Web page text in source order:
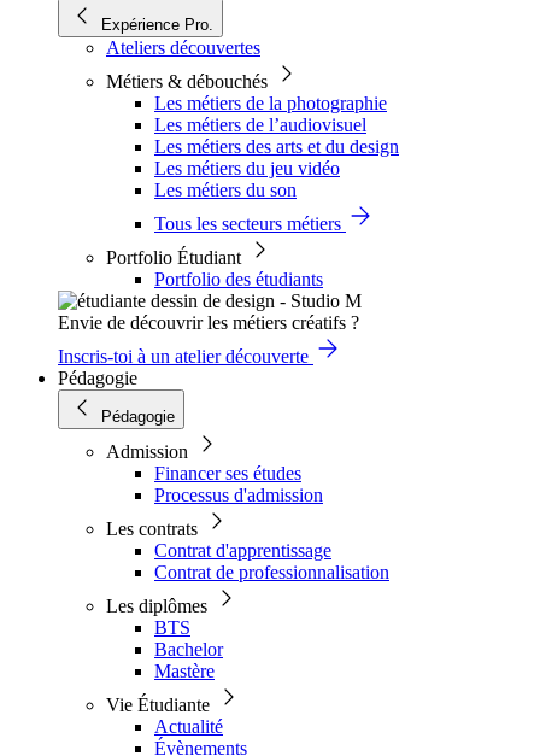
Expérience Pro.
Ateliers découvertes
Métiers & débouchés
Les métiers de la photographie
Les métiers de l’audiovisuel
Les métiers des arts et du design
Les métiers du jeu vidéo
Les métiers du son
Tous les secteurs métiers
Portfolio Étudiant
Portfolio des étudiants
Envie de découvrir les métiers créatifs ?
Inscris-toi à un atelier découverte
Pédagogie
Pédagogie
Admission
Financer ses études
Processus d'admission
Les contrats
Contrat d'apprentissage
Contrat de professionnalisation
Les diplômes
BTS
Bachelor
Mastère
Vie Étudiante
Actualité
Évènements